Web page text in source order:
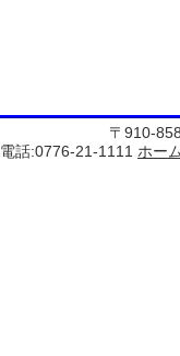
〒910-
電話:0776-21-1111 ホー